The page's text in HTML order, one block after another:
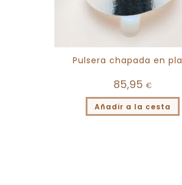
Pulsera chapada en
85,95 €
Añadir a la cesta